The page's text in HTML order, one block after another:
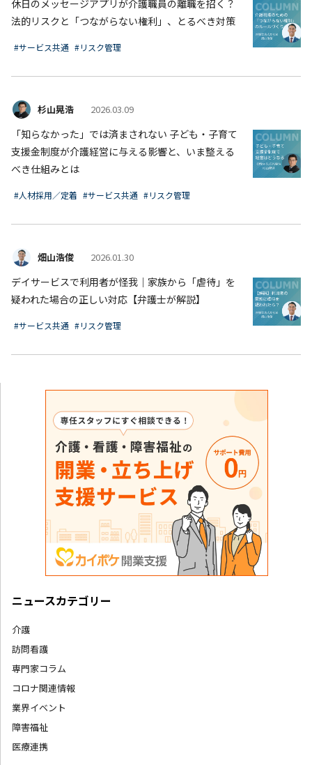
休日のメッセージアプリが介護職員の離職を招く？
法的リスクと「つながらない権利」、とるべき対策
#サービス共通 #リスク管理
杉山晃浩 2026.03.09
「知らなかった」では済まされない 子ども・子育て
支援金制度が介護経営に与える影響と、いま整える
べき仕組みとは
#人材採用／定着 #サービス共通 #リスク管理
畑山浩俊 2026.01.30
デイサービスで利用者が怪我｜家族から「虐待」を
疑われた場合の正しい対応【弁護士が解説】
#サービス共通 #リスク管理
ニュースカテゴリー
介護
訪問看護
専門家コラム
コロナ関連情報
業界イベント
障害福祉
医療連携